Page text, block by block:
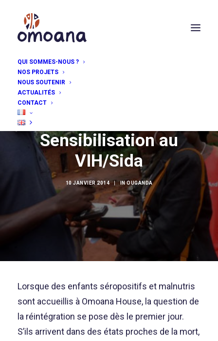
QUI SOMMES-NOUS ?
NOS PROJETS
NOUS SOUTENIR
ACTUALITÉS
CONTACT
Sensibilisation au
VIH/Sida
10 JANVIER 2014 | INOUGANDA
Lorsque des enfants séropositifs et malnutris
sont accueillis à Omoana House, la question de
la réintégration se pose dès le premier jour.
S’ils arrivent dans des états proches de la mort,